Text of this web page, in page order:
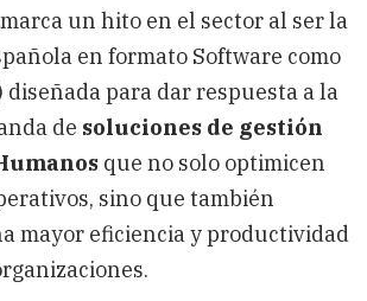
un hito en el sector al ser la
en formato Software como
diseñada para dar respuesta a la
de soluciones de gestión
que no solo optimicen
sino que también
mayor eficiencia y productividad